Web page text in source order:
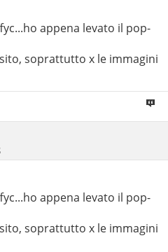
appena levato il pop-
soprattutto x le immagini
appena levato il pop-
soprattutto x le immagini